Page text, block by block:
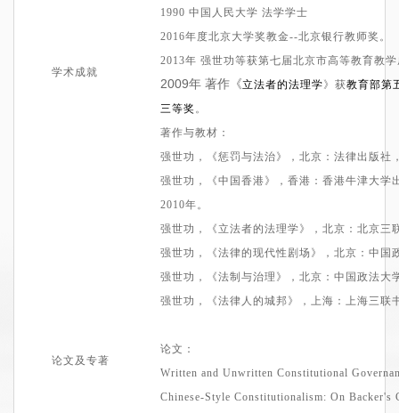
1990 中国 人民大学 法学学士
学术成就
2016年度北京大学奖教金--北京银行教师奖 。
2013年 强世功等获第七届北京市高等教育教
2009年 著作《立法者的法理学》 获教育部第
三等奖 。
论文及专著
著作与教材 ：
强世功 ， 《惩罚与法治》， 北京 ： 法律出版社
强世功 ， 《中国香港》， 香港 ： 香港牛津大学
2010年。
强世功 ， 《立法者的法理学》， 北京 ： 北京三
强世功 ， 《法律的现代性剧场》， 北京 ： 中国
强世功 ， 《法制与治理》， 北京 ： 中国政法大
强世功 ， 《法律人的城邦》， 上海 ： 上海三联
论文：
Written and Unwritten Constitutional
Chinese-Style Constitutionalism: On Backer's